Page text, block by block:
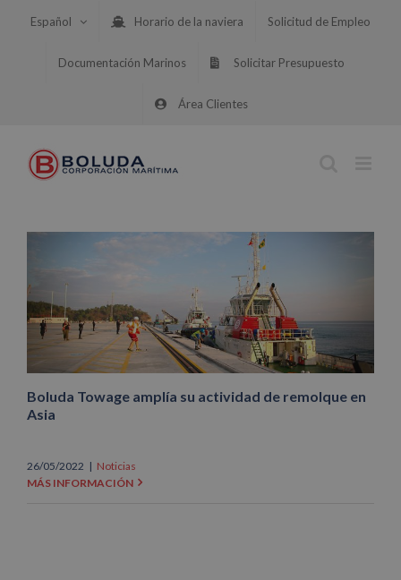
Español Horario de la naviera Solicitud de Empleo
Documentación Marinos Solicitar Presupuesto
Área Clientes
Boluda Towage amplía su actividad de remolque en
Asia
26/05/2022 | Noticias
MÁS INFORMACIÓN